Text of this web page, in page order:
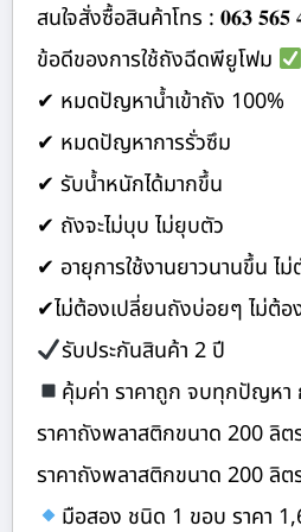
สนใจสั่งซื้อสินค้าโทร : 𝟎𝟔𝟑
ข้อดีของการใช้ถังฉีดพียูโฟม
✔ หมดปัญหาน้ำเข้าถัง 100%
✔ หมดปัญหาการรั่วซึม
✔ รับน้ำหนักได้มากขึ้น
✔ ถังจะไม่บุบ ไม่ยุบตัว
✔ อายุการใช้งานยาวนานขึ้น ไ
✔ไม่ต้องเปลี่ยนถังบ่อยๆ ไม่ต้อ
รับประกันสินค้า 2 ปี
คุ้มค่า ราคาถูก จบทุกปัญหา
ราคาถังพลาสติกขนาด 200 ลิ
ราคาถังพลาสติกขนาด 200 ลิ
มือสอง ชนิด 1 ขอบ ราคา